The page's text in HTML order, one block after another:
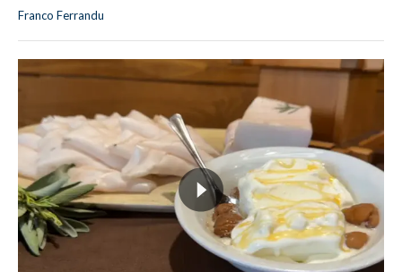
Franco Ferrandu